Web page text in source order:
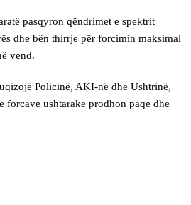
pasqyron qëndrimet e spektrit
dhe bën thirrje për forcimin maksimal
vend.
Policinë, AKI-në dhe Ushtrinë,
forcave ushtarake prodhon paqe dhe